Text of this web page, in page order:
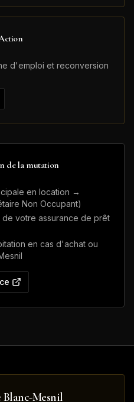
d'emploi et reconversion
de la mutation
en location →
Non Occupant)
votre assurance de prêt
en cas d'achat ou
Blanc-Mesnil